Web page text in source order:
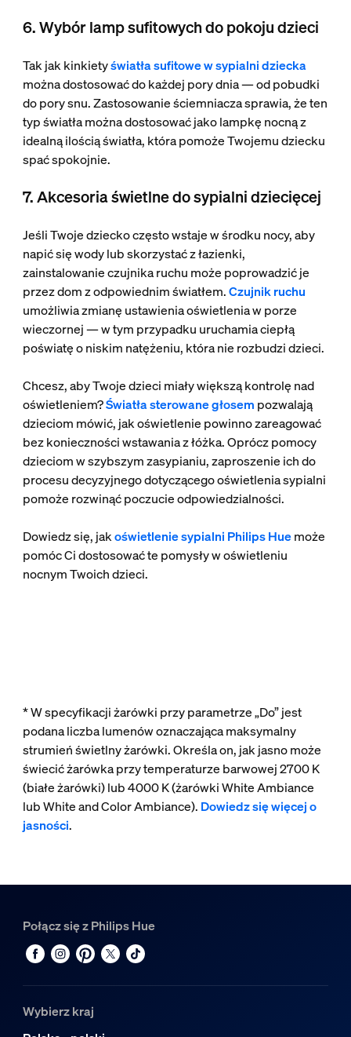
6. Wybór lamp sufitowych do pokoju dzieci
Tak jak kinkietyświatła sufitowe w sypialni dziecka
można dostosować do każdej pory dnia — od pobudki
do pory snu. Zastosowanie ściemniacza sprawia, że ​​ten
typ światła można dostosować jako lampkę nocną z
idealną ilością światła, która pomoże Twojemu dziecku
spać spokojnie.
7. Akcesoria świetlne do sypialni dziecięcej
Jeśli Twoje dziecko często wstaje w środku nocy, aby
napić się wody lub skorzystać z łazienki,
zainstalowanie czujnika ruchu może poprowadzić je
przez dom z odpowiednim światłem.Czujnik ruchu
umożliwia zmianę ustawienia oświetlenia w porze
wieczornej — w tym przypadku uruchamia ciepłą
poświatę o niskim natężeniu, która nie rozbudzi dzieci.
Chcesz, aby Twoje dzieci miały większą kontrolę nad
oświetleniem?Światła sterowane głosem pozwalają
dzieciom mówić, jak oświetlenie powinno zareagować
bez konieczności wstawania z łóżka. Oprócz pomocy
dzieciom w szybszym zasypianiu, zaproszenie ich do
procesu decyzyjnego dotyczącego oświetlenia sypialni
pomoże rozwinąć poczucie odpowiedzialności.
Dowiedz się, jakoświetlenie sypialni Philips Huemoże
pomóc Ci dostosować te pomysły w oświetleniu
nocnym Twoich dzieci.
* W specyfikacji żarówki przy parametrze „Do” jest
podana liczba lumenów oznaczająca maksymalny
strumień świetlny żarówki. Określa on, jak jasno może
świecić żarówka przy temperaturze barwowej 2700 K
(białe żarówki) lub 4000 K (żarówki White Ambiance
lub White and Color Ambiance). Dowiedz się więcej o
jasności.
Połącz się z Philips Hue
Wybierz kraj